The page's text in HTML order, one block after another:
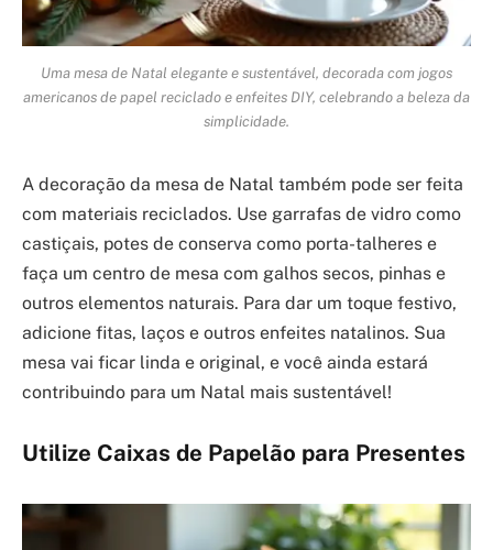
Uma mesa de Natal elegante e sustentável, decorada com jogos
americanos de papel reciclado e enfeites DIY, celebrando a beleza da
simplicidade.
A decoração da mesa de Natal também pode ser feita
com materiais reciclados. Use garrafas de vidro como
castiçais, potes de conserva como porta-talheres e
faça um centro de mesa com galhos secos, pinhas e
outros elementos naturais. Para dar um toque festivo,
adicione fitas, laços e outros enfeites natalinos. Sua
mesa vai ficar linda e original, e você ainda estará
contribuindo para um Natal mais sustentável!
Utilize Caixas de Papelão para Presentes